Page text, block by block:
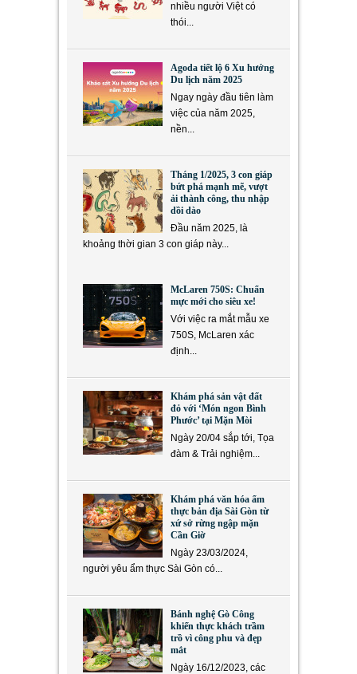
nhiều người Việt có
thói...
Agoda tiết lộ 6 Xu hướng
Du lịch năm 2025
Ngay ngày đầu tiên làm
việc của năm 2025,
nền...
Tháng 1/2025, 3 con giáp
bứt phá mạnh mẽ, vượt
ải thành công, thu nhập
dồi dào
Đầu năm 2025, là
khoảng thời gian 3 con giáp này...
McLaren 750S: Chuẩn
mực mới cho siêu xe!
Với việc ra mắt mẫu xe
750S, McLaren xác
định...
Khám phá sản vật đất
đỏ với ‘Món ngon Bình
Phước’ tại Mặn Mòi
Ngày 20/04 sắp tới, Tọa
đàm & Trải nghiệm...
Khám phá văn hóa ẩm
thực bản địa Sài Gòn từ
xứ sở rừng ngập mặn
Cần Giờ
Ngày 23/03/2024,
người yêu ẩm thực Sài Gòn có...
Bánh nghệ Gò Công
khiến thực khách trầm
trồ vì công phu và đẹp
mắt
Ngày 16/12/2023, các